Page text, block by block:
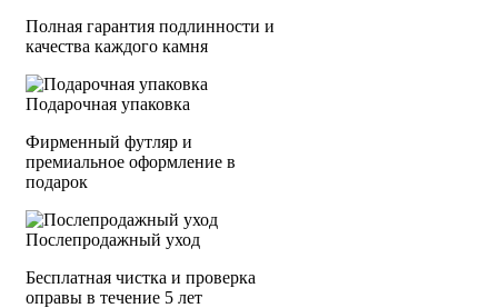
Полная гарантия подлинности и
качества каждого камня
Подарочная упаковка
Фирменный футляр и
премиальное оформление в
подарок
Послепродажный уход
Бесплатная чистка и проверка
оправы в течение 5 лет